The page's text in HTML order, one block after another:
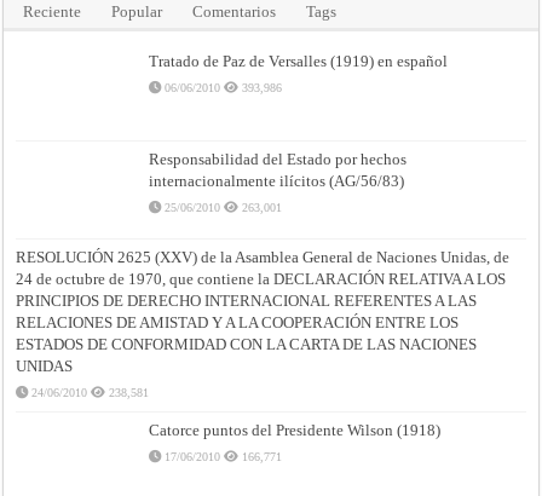
Reciente Popular Comentarios Tags
Tratado de Paz de Versalles (1919) en español
06/06/2010 393,986
Responsabilidad del Estado por hechos
internacionalmente ilícitos (AG/56/83)
25/06/2010 263,001
RESOLUCIÓN 2625 (XXV) de la Asamblea General de Naciones Unidas, de
24 de octubre de 1970, que contiene la DECLARACIÓN RELATIVA A LOS
PRINCIPIOS DE DERECHO INTERNACIONAL REFERENTES A LAS
RELACIONES DE AMISTAD Y A LA COOPERACIÓN ENTRE LOS
ESTADOS DE CONFORMIDAD CON LA CARTA DE LAS NACIONES
UNIDAS
24/06/2010 238,581
Catorce puntos del Presidente Wilson (1918)
17/06/2010 166,771